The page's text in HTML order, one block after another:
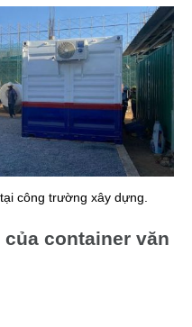
công trường xây dựng.
container văn